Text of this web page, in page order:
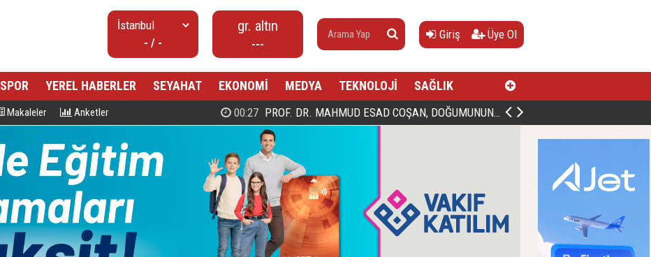
- / -
gr. altın
---
Giriş Üye Ol
SPOR YEREL HABERLER SEYAHAT EKONOMİ MEDYA TEKNOLOJİ SAĞLIK
Makaleler Anketler 00:27 PROF. DR. MAHMUD ESAD COŞAN, DOĞUMUNUN HİCRÎ 91. YILINDA ELAZIĞ'DA YÂD EDİLECEK